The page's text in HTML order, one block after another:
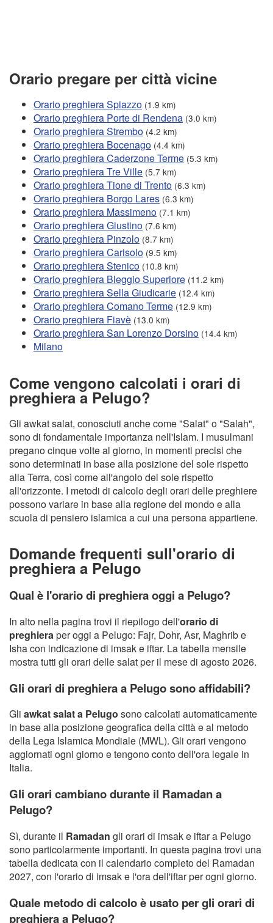
Orario pregare per città vicine
Orario preghiera Spiazzo (1.9 km)
Orario preghiera Porte di Rendena (3.0 km)
Orario preghiera Strembo (4.2 km)
Orario preghiera Bocenago (4.4 km)
Orario preghiera Caderzone Terme (5.3 km)
Orario preghiera Tre Ville (5.7 km)
Orario preghiera Tione di Trento (6.3 km)
Orario preghiera Borgo Lares (6.3 km)
Orario preghiera Massimeno (7.1 km)
Orario preghiera Giustino (7.6 km)
Orario preghiera Pinzolo (8.7 km)
Orario preghiera Carisolo (9.5 km)
Orario preghiera Stenico (10.8 km)
Orario preghiera Bleggio Superiore (11.2 km)
Orario preghiera Sella Giudicarie (12.4 km)
Orario preghiera Comano Terme (12.9 km)
Orario preghiera Fiavè (13.0 km)
Orario preghiera San Lorenzo Dorsino (14.4 km)
Milano
Come vengono calcolati i orari di
preghiera a Pelugo?
Gli awkat salat, conosciuti anche come "Salat" o "Salah",
sono di fondamentale importanza nell'Islam. I musulmani
pregano cinque volte al giorno, in momenti precisi che
sono determinati in base alla posizione del sole rispetto
alla Terra, così come all'angolo del sole rispetto
all'orizzonte. I metodi di calcolo degli orari delle preghiere
possono variare in base alla regione del mondo e alla
scuola di pensiero islamica a cui una persona appartiene.
Domande frequenti sull'orario di
preghiera a Pelugo
Qual è l'orario di preghiera oggi a Pelugo?
In alto nella pagina trovi il riepilogo dell'orario di
preghieraper oggi a Pelugo: Fajr, Dohr, Asr, Maghrib e
Isha con indicazione di imsak e iftar. La tabella mensile
mostra tutti gli orari delle salat per il mese di agosto 2026.
Gli orari di preghiera a Pelugo sono affidabili?
Gli awkat salat a Pelugo sono calcolati automaticamente
in base alla posizione geografica della città e al metodo
della Lega Islamica Mondiale (MWL). Gli orari vengono
aggiornati ogni giorno e tengono conto dell'ora legale in
Italia.
Gli orari cambiano durante il Ramadan a
Pelugo?
Sì, durante il Ramadan gli orari di imsak e iftar a Pelugo
sono particolarmente importanti. In questa pagina trovi una
tabella dedicata con il calendario completo del Ramadan
2027, con l'orario di imsak e l'ora dell'iftar per ogni giorno.
Quale metodo di calcolo è usato per gli orari di
preghiera a Pelugo?